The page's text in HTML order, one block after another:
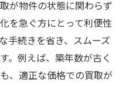
が物件の状態に関わらず
を急ぐ方にとって利便性
手続きを省き、スムーズ
。例えば、築年数が古く
、適正な価格での買取が